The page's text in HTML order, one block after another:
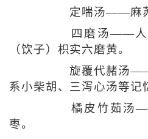
定喘汤——麻苏
四磨汤——人参
（饮子）枳实六磨黄。
旋覆代赭汤——
系小柴胡、三泻心汤等记
橘皮竹茹汤——
枣。